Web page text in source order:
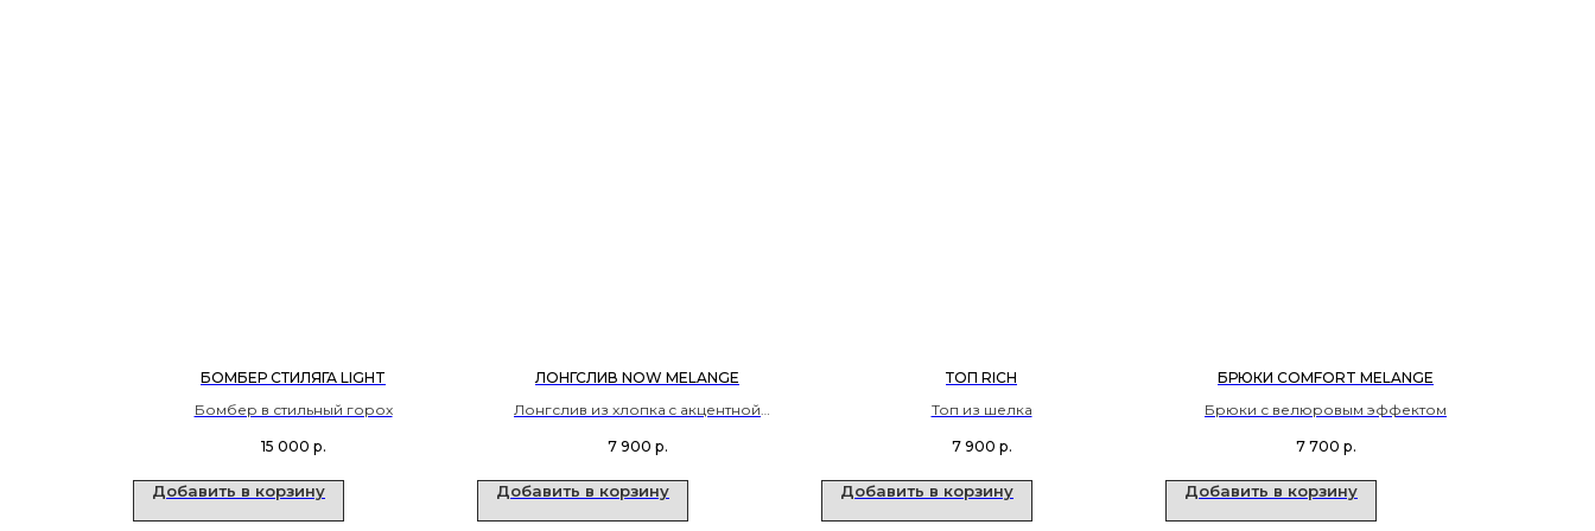
БОМБЕР СТИЛЯГА LIGHT
Бомбер в стильный горох
15 000 р.
Добавить в корзину
ЛОНГСЛИВ NOW MELANGE
Лонгслив из хлопка c акцентной
7 900 р.
Добавить в корзину
ТОП RICH
Топ из шелка
7 900 р.
Добавить в корзину
БРЮКИ COMFORT MELANGE
Брюки с велюровым эффектом
7 700 р.
Добавить в корзину